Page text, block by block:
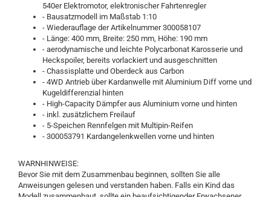
540er Elektromotor, elektronischer Fahrtenregler
- Bausatzmodell im Maßstab 1:10
- Wiederauflage der Artikelnummer 300058107
- Länge: 400 mm, Breite: 250 mm, Höhe: 190 mm
- aerodynamische und leichte Polycarbonat Karosserie und
Heckspoiler, bereits vorlackiert und ausgeschnitten
- Chassisplatte und Oberdeck aus Carbon
- 4WD Antrieb über Kardanwelle mit Aluminium Diff vorne und
Kugeldifferenzial hinten
- High-Capacity Dämpfer aus Aluminium vorne und hinten
- inkl. zusätzlichem Freilauf
- 5-Speichen Rennfelgen mit Multipin-Reifen
- 300053791 Kardangelenkwellen vorne und hinten
WARNHINWEISE:
Bevor Sie mit dem Zusammenbau beginnen, sollten Sie alle
Anweisungen gelesen und verstanden haben. Falls ein Kind das